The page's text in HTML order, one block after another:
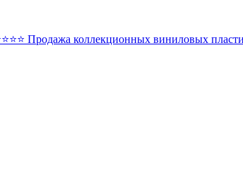
Продажа коллекционных виниловых